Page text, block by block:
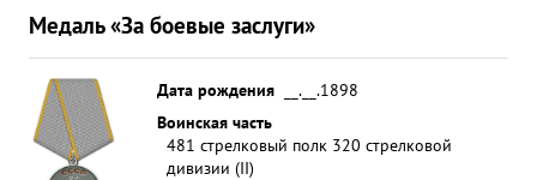
Медаль «За боевые заслуги»
Дата рождения
__.__.1898
Воинская часть
481 стрелковый полк 320 стрелковой
дивизии (II)